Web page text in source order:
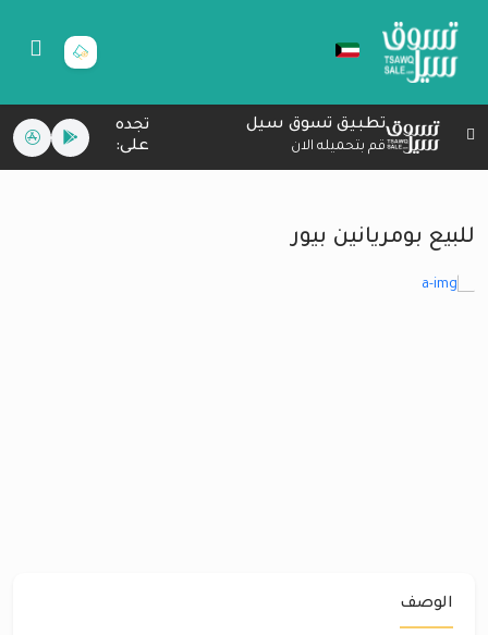
تطبيق تسوق سيل
قم بتحميله الان
تجده
على:
للبيع بومريانين بيور
الوصف